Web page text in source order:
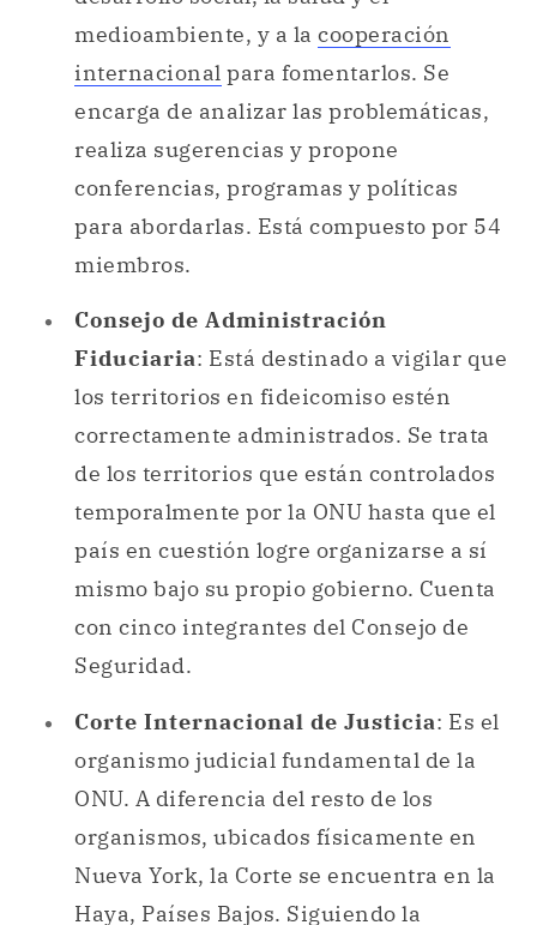
conferencias, programas y políticas
para abordarlas. Está compuesto por 54
miembros.
Consejo de Administración
Fiduciaria
: Está destinado a vigilar que
los territorios en fideicomiso estén
de los territorios que están controlados
temporalmente por la ONU hasta que el
país en cuestión logre organizarse a sí
mismo bajo su propio gobierno. Cuenta
con cinco integrantes del Consejo de
Seguridad.
Corte Internacional de Justicia
: Es el
organismo judicial fundamental de la
ONU. A diferencia del resto de los
Nueva York, la Corte se encuentra en la
Haya, Países Bajos. Siguiendo la
legislación internacional, se encarga de
analizar y prestar resolución ante
conflictos legales entre países.